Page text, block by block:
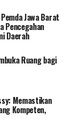
Jawa Barat
Pencegahan
Daerah
Ruang bagi
Memastikan
Kompeten,